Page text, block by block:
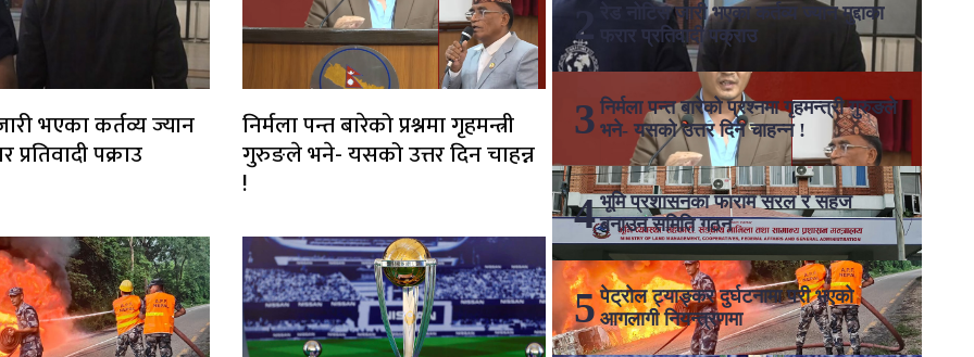
भएका कर्तव्य ज्यान
प्रतिवादी पक्राउ
निर्मला पन्त बारेको प्रश्नमा गृहमन्त्री
गुरुङले भने- यसको उत्तर दिन चाहन्न
!
रेड नोटिस जारी भएका कर्तव्य ज्यान मुद्दाका
फरार प्रतिवादी पक्राउ
निर्मला पन्त बारेको प्रश्नमा गृहमन्त्री गुरुङले
भने- यसको उत्तर दिन चाहन्न !
भूमि प्रशासनका फाराम सरल र सहज
बनाउन समिति गठन
पेट्रोल ट्याङ्कर दुर्घटनामा परी भएको
आगलागी नियन्त्रणमा